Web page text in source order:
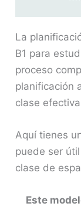
La
B1 para
proceso
planificación
clase
Aquí tienes
puede ser
clase de
Este